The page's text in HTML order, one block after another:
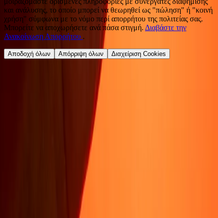
και ανάλυσης, το οποίο μπορεί να θεωρηθεί ως "πώληση" ή "κοινή
χρήση" σύμφωνα με το νόμο περί απορρήτου της πολιτείας σας.
Μπορείτε να αποχωρήσετε ανά πάσα στιγμή. Διαβάστε την
Ανακοίνωση Απορρήτου .
Αποδοχή όλων Απόρριψη όλων Διαχείριση Cookies